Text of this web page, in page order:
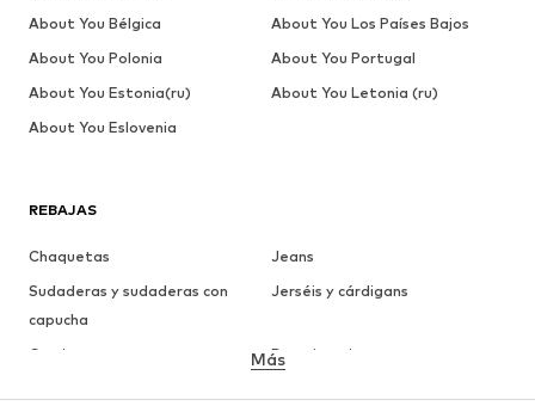
REBAJAS
Chaquetas
Jeans
Sudaderas y sudaderas con
capucha
Jerséis y cárdigans
Camisetas
Ropa interior
Más
About You Bélgica
About You Los Países Bajos
About You Polonia
About You Portugal
About You Estonia(ru)
About You Letonia (ru)
About You Eslovenia